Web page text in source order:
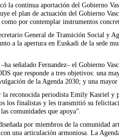
la continua aportación del Gobierno
el plan de actuación del Gobierno
por contemplar instrumentos
General de Transición Social y
a la apertura en Euskadi de la sede
señalado Fernandez– el Gobierno
que responde a tres objetivos: una
de la Agenda 2030; y una
la reconocida periodista Emily Kasriel
los finalistas y les transmitió su
comunidades que apoya”.
por miembros de la
una articulación armoniosa. La